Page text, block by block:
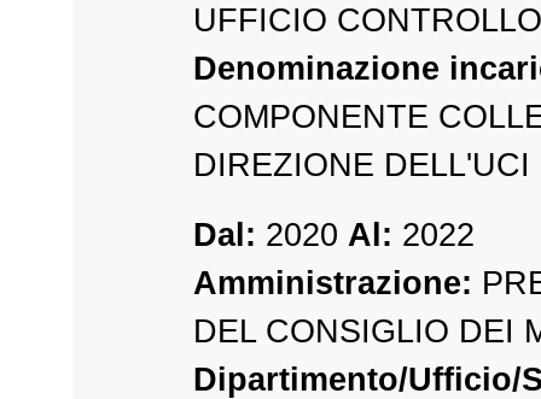
UFFICIO
Denominazione
COMPONENTE
DIREZIONE DELL'UCI
Dal: 2020 Al: 2022
Amministrazione:
DEL CONSIGLIO DEI
Dipartimento/Ufficio/